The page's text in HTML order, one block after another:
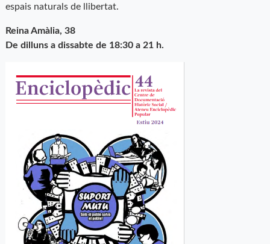
espais naturals de llibertat.
Reina Amàlia, 38
De dilluns a dissabte de 18:30 a 21 h.